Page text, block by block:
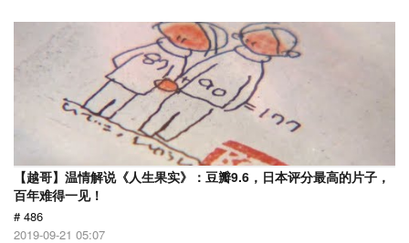
【越哥】温情解说《人生果实》：豆瓣9.6，日本评分最高的片子，
百年难得一见！
# 486
2019-09-21 05:07